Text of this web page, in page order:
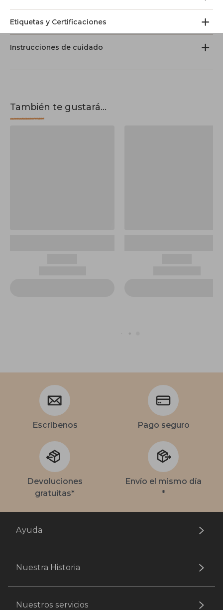
Etiquetas y Certificaciones
Instrucciones de cuidado
También te gustará...
Escríbenos Pago seguro
Devoluciones
gratuitas*
Envío el mismo día
*
Ayuda
Nuestra Historia
Nuestros servicios